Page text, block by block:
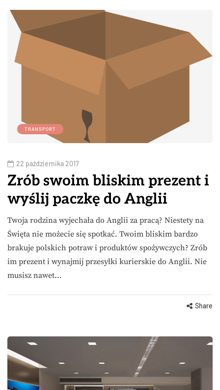
TRANSPORT
22 października 2017
Zrób swoim bliskim prezent i
wyślij paczkę do Anglii
Twoja rodzina wyjechała do Anglii za pracą? Niestety na
Święta nie możecie się spotkać. Twoim bliskim bardzo
brakuje polskich potraw i produktów spożywczych? Zrób
im prezent i wynajmij przesyłki kurierskie do Anglii. Nie
musisz nawet…
Share